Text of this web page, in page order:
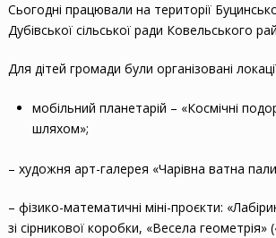
Сьогодні працювали на території
Дубівської сільської ради Ковельського
Для дітей громади були організовані
мобільний планетарій – «Космічні
шляхом»;
– художня арт-галерея «Чарівна ватна
– фізико-математичні міні-проєкти:
зі сірникової коробки, «Весела геометрія»